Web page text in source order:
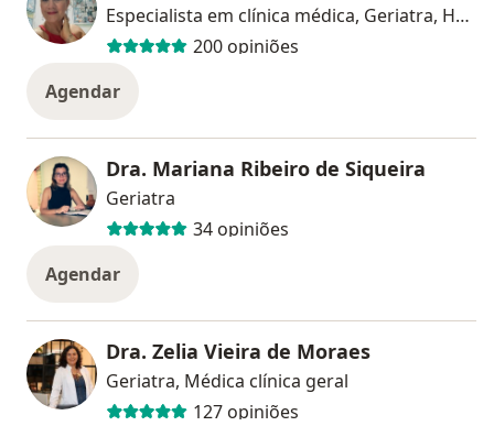
Especialista em clínica médica, Geriatra, Homeopata
200 opiniões
Agendar
Dra. Mariana Ribeiro de Siqueira
Geriatra
34 opiniões
Agendar
Dra. Zelia Vieira de Moraes
Geriatra, Médica clínica geral
127 opiniões